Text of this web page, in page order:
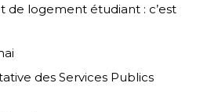
de logement étudiant : c’est
des Services Publics